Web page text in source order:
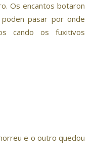
Os encantos botaron
pasar por onde
cando os fuxitivos
e o outro quedou